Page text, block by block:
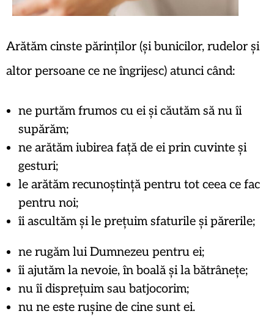
Arătăm cinste părinților (și bunicilor, rudelor și
altor persoane ce ne îngrijesc) atunci când:
ne purtăm frumos cu ei și căutăm să nu îi
supărăm;
ne arătăm iubirea față de ei prin cuvinte și
gesturi;
le arătăm recunoștință pentru tot ceea ce fac
pentru noi;
îi ascultăm și le prețuim sfaturile și părerile;
ne rugăm lui Dumnezeu pentru ei;
îi ajutăm la nevoie, în boală și la bătrânețe;
nu îi disprețuim sau batjocorim;
nu ne este rușine de cine sunt ei.